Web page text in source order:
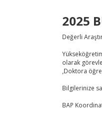
2025
Değerli
olarak
,Doktora
Bilgilerinize
BAP